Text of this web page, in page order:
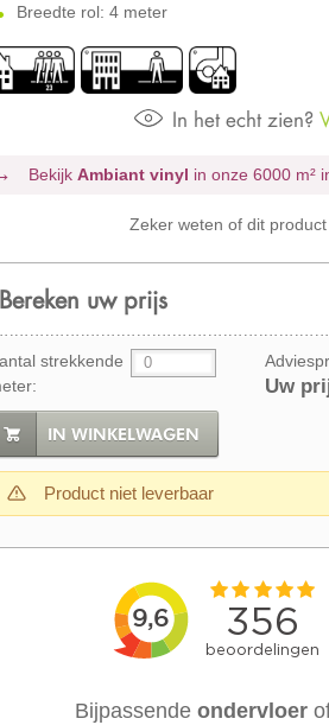
Breedte rol: 4 meter
In het echt zien?
BekijkAmbiant vinyl in onze 6000 m²
Zeker weten of dit
Bereken uw prijs
strekkende
Uw
IN WINKELWAGEN
Product niet leverbaar
Bijpassendeondervloer